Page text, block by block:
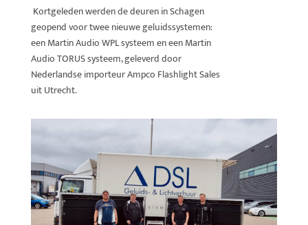
Kortgeleden werden de deuren in Schagen
geopend voor twee nieuwe geluidssystemen:
een Martin Audio WPL systeem en een Martin
Audio TORUS systeem, geleverd door
Nederlandse importeur Ampco Flashlight Sales
uit Utrecht.